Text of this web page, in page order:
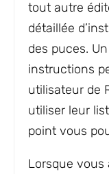
tout autre
détaillée
des puces.
instructions
utilisateur de
utiliser leur
point vous
Lorsque vous